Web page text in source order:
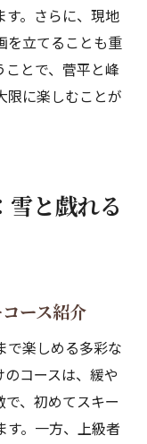
す。さらに、現地
を立てることも重
とで、菅平と峰
限に楽しむことが
雪と戯れる
ース紹介
で楽しめる多彩な
コースは、緩や
、初めてスキー
す。一方、上級者